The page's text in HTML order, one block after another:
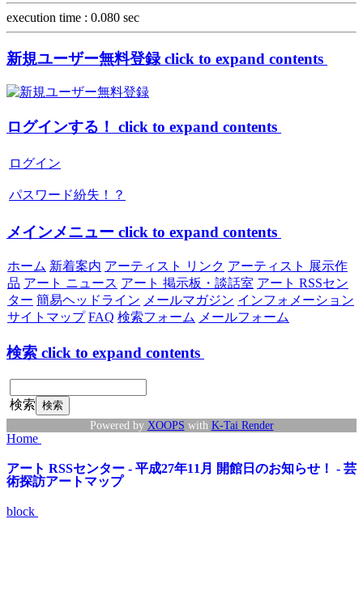
execution time : 0.080 sec
新規ユーザー無料登録click to expand contents
ログインする！ click to expand contents
ログイン
パスワード紛失！？
メインメニュー click to expand contents
ホーム 新着案内 アーティスト リンク アーティスト 展示作
品 アート ニュース アート 掲示板・談話室 アート RSSセン
ター 簡易ヘッドライン メールマガジン インフォメーション
サイトマップ FAQ 検索フォーム メールフォーム
検索 click to expand contents
検索
Powered by XOOPS with K-Tai Render
Home
アート RSSセンター - 平成27年11月 開館日のお知らせ！ - 芸
術探訪アートマップ
block